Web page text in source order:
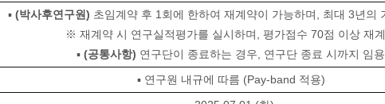
▪ (박사후연구원) 초임계약 후 1회에 한하여 재계약이 가능하며, 최대 3년의
※ 재계약 시 연구실적평가를 실시하며, 평가점수 70점 이상 재
▪ (공통사항) 연구단이 종료하는 경우, 연구단 종료 시까지 임용
▪ 연구원 내규에 따름 (Pay-band 적용)